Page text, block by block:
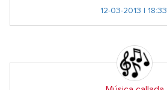
12-03-2013 | 18:33